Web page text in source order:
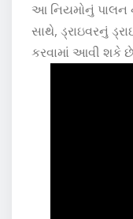
આ નિયમોનું પાલન
સાથે, ડ્રાઇવરનું
કરવામાં આવી શકે